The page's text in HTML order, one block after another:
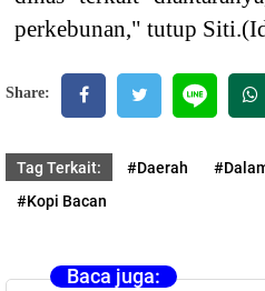
perkebunan," tutup
Share:
Tag Terkait: #Daerah
#Kopi Bacan
Baca juga: